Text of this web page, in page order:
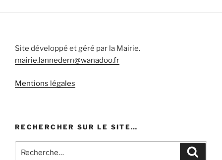
Site développé et géré par la Mairie.
mairie.lannedern@wanadoo.fr
Mentions légales
RECHERCHER SUR LE SITE…